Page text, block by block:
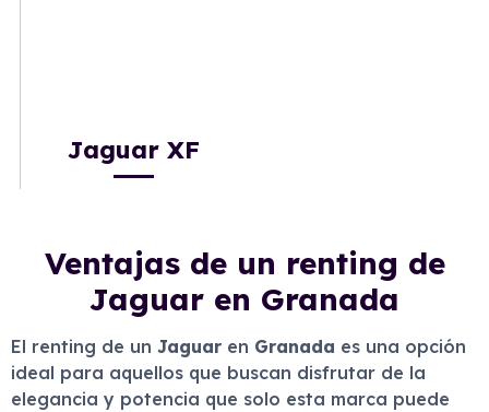
Jaguar XF
Ventajas de un renting de
Jaguar en Granada
El renting de un Jaguar en Granada es una opción
ideal para aquellos que buscan disfrutar de la
elegancia y potencia que solo esta marca puede